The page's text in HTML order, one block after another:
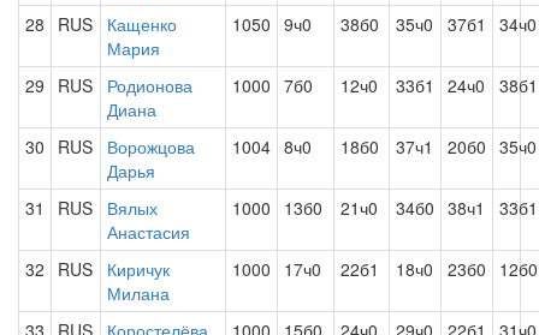
28 RUS
Кащенко
Мария
1050 9ч0 38б0 35ч0 37б1 34ч0
29 RUS
Родионова
Диана
1000 7б0 12ч0 33б1 24ч0 38б1
30 RUS
Ворожцова
Дарья
1004 8ч0 18б0 37ч1 20б0 35ч0
31 RUS
Вялых
Анастасия
1000 13б0 21ч0 34б0 38ч1 33б1
32 RUS
Киричук
Милана
1000 17ч0 22б1 18ч0 23б0 12б0
33 RUS Коростелёва 1000 15б0 24ч0 29ч0 22б1 31ч0